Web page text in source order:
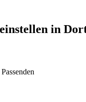
einstellen in